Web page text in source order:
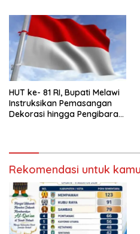
HUT ke- 81 RI, Bupati Melawi
Instruksikan Pemasangan
Dekorasi hingga Pengibaran
Rekomendasi untuk kamu